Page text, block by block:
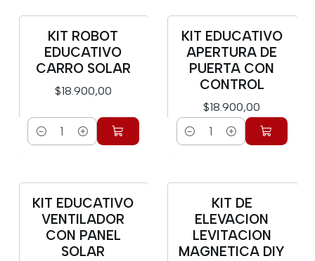
KIT ROBOT
EDUCATIVO
CARRO SOLAR
$18.900,00
Cantidad
Nuevo
KIT EDUCATIVO
APERTURA DE
PUERTA CON
CONTROL
$18.900,00
Cantidad
Nuevo
KIT EDUCATIVO
VENTILADOR
CON PANEL
SOLAR
NuevoKIT DE
ELEVACION
LEVITACION
MAGNETICA DIY